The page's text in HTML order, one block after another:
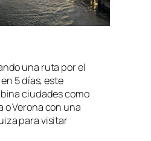
una ruta por el
5 días, este
ciudades como
o Verona con una
para visitar